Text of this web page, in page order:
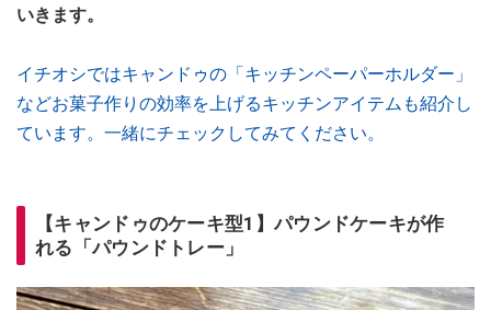
いきます。
イチオシではキャンドゥの「キッチンペーパーホルダー」
などお菓子作りの効率を上げるキッチンアイテムも紹介し
ています。一緒にチェックしてみてください。
【キャンドゥのケーキ型1】パウンドケーキが作
れる「パウンドトレー」